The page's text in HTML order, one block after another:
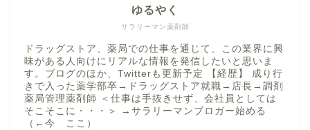
サラリーマン薬剤師
ゆるやく
ドラッグストア、薬局での仕事を通じて、この業界に興
味がある人向けにリアルな情報を発信したいと思いま
す。ブログのほか、Twitterも更新予定 【経歴】 成り行
きで入った薬学部卒→ドラッグストア就職→店長→調剤
薬局管理薬剤師 ＜仕事は手抜きせず、会社員としては
そこそこに・・・＞ →サラリーマンブロガー始める
（←今 ここ）